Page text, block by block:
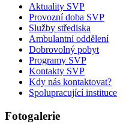
Aktuality SVP
Provozní doba SVP
Služby střediska
Ambulantní oddělení
Dobrovolný pobyt
Programy SVP
Kontakty SVP
Kdy nás kontaktovat?
Spolupracující instituce
Fotogalerie